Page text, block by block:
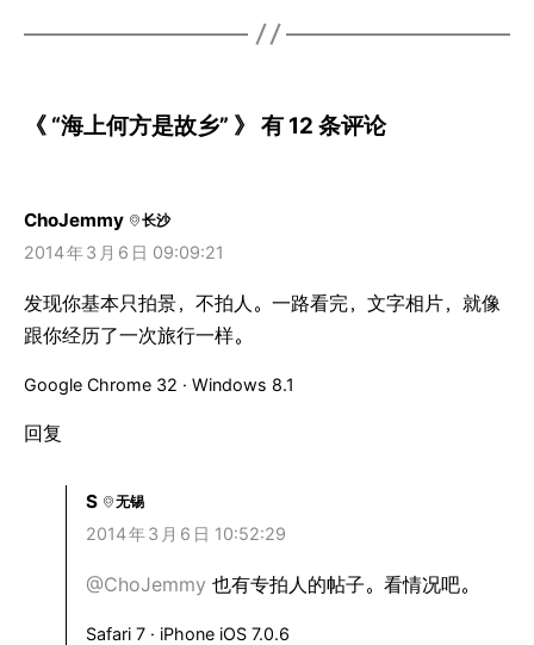
《 “海上何方是故乡” 》 有 12 条评论
ChoJemmy 长沙
2014年3 月 6 日 09:09:21
发现你基本只拍景，不拍人。一路看完，文字相片，就像
跟你经历了一次旅行一样。
Google Chrome 32 · Windows 8.1
回复
S 无锡
2014年3 月 6 日 10:52:29
@ChoJemmy 也有专拍人的帖子。看情况吧。
Safari 7 · iPhone iOS 7.0.6